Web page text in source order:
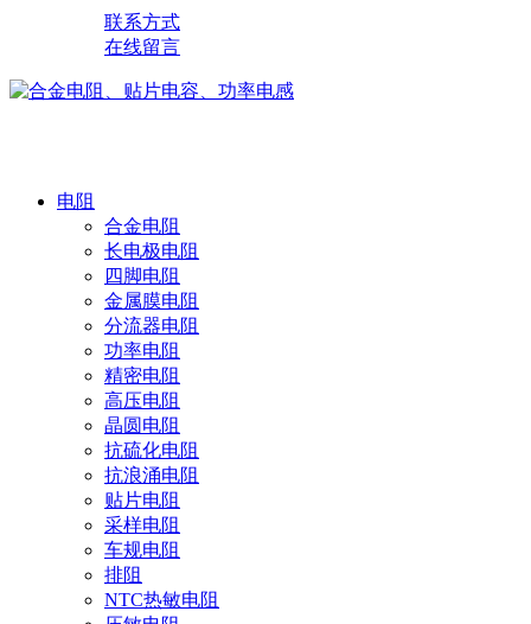
联系方式
在线留言
电阻
合金电阻
长电极电阻
四脚电阻
金属膜电阻
分流器电阻
功率电阻
精密电阻
高压电阻
晶圆电阻
抗硫化电阻
抗浪涌电阻
贴片电阻
采样电阻
车规电阻
排阻
NTC热敏电阻